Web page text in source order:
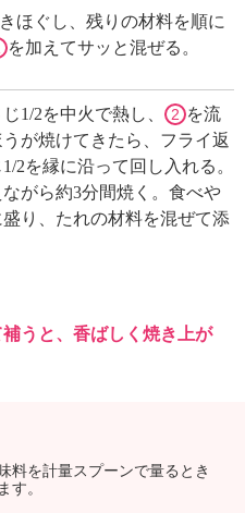
ほぐし、残りの材料を順に
を加えてサッと混ぜる。
1/2を中火で熱し、 2 を流
が焼けてきたら、フライ返
2を縁に沿って回し入れる。
がら約3分間焼く。食べや
り、たれの材料を混ぜて添
うと、香ばしく焼き上が
料を計量スプーンで量るとき
す。